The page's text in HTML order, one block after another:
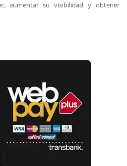
aumentar su visibilidad y obtener